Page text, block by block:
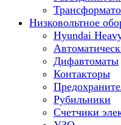
Низковольтное
Hyundai
Дифавтоматы
Контакторы
Рубильники
Счетчики